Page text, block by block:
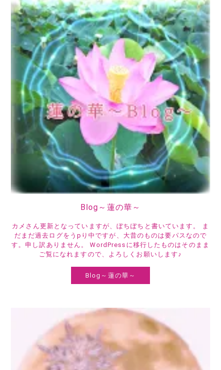
Blog～蓮の華～
カメさん更新となっていますが、ぼちぼちと書いています。 ま
だまだ過去ログをうpり中ですが、大昔のものは要パスなので
す。申し訳ありません。 WordPressに移行したものはそのまま
ご覧になれますので、よろしくお願いします♪
Blog～蓮の華～